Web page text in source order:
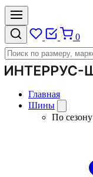
0
Главная
Шины
По сезону